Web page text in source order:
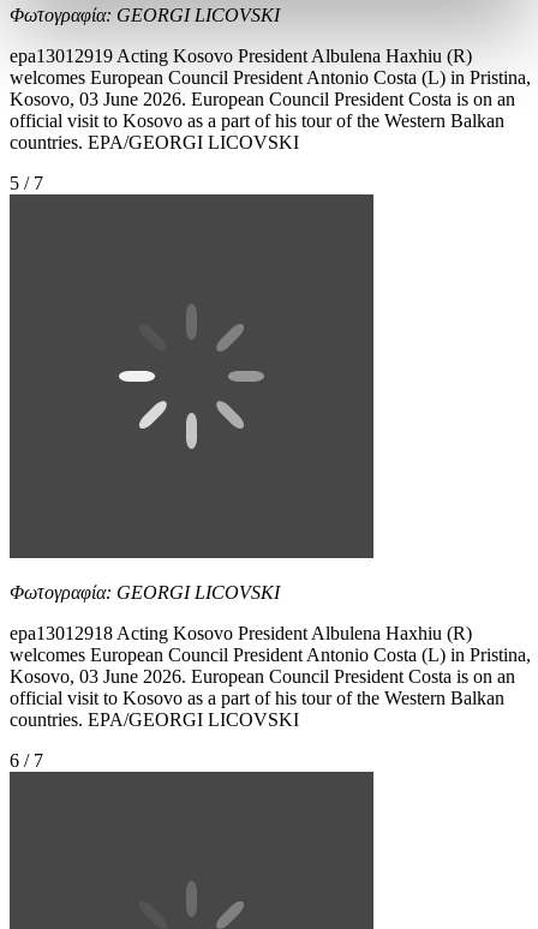
Φωτογραφία: GEORGI LICOVSKI
epa13012919 Acting Kosovo President Albulena Haxhiu (R)
welcomes European Council President Antonio Costa (L) in Pristina,
Kosovo, 03 June 2026. European Council President Costa is on an
official visit to Kosovo as a part of his tour of the Western Balkan
countries. EPA/GEORGI LICOVSKI
5 / 7
Φωτογραφία: GEORGI LICOVSKI
epa13012918 Acting Kosovo President Albulena Haxhiu (R)
welcomes European Council President Antonio Costa (L) in Pristina,
Kosovo, 03 June 2026. European Council President Costa is on an
official visit to Kosovo as a part of his tour of the Western Balkan
countries. EPA/GEORGI LICOVSKI
6 / 7